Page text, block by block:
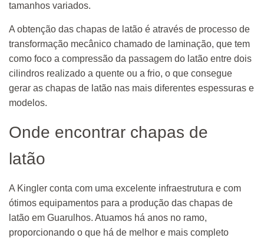
tamanhos variados.
A obtenção das chapas de latão é através de processo de
transformação mecânico chamado de laminação, que tem
como foco a compressão da passagem do latão entre dois
cilindros realizado a quente ou a frio, o que consegue
gerar as chapas de latão nas mais diferentes espessuras e
modelos.
Onde encontrar chapas de
latão
A Kingler conta com uma excelente infraestrutura e com
ótimos equipamentos para a produção das chapas de
latão em Guarulhos. Atuamos há anos no ramo,
proporcionando o que há de melhor e mais completo